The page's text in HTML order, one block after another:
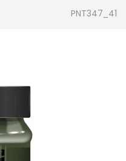
PNT347_41